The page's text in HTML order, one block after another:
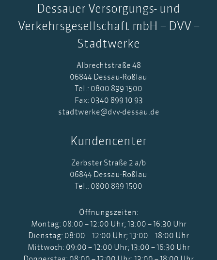
Dessauer Versorgungs- und
Verkehrsgesellschaft mbH – DVV –
Stadtwerke
Albrechtstraße 48
06844 Dessau-Roßlau
Tel.: 0800 899 1500
Fax: 0340 899 10 93
stadtwerke@dvv-dessau.de
Kundencenter
Zerbster Straße 2 a/b
06844 Dessau-Roßlau
Tel.: 0800 899 1500
Öffnungszeiten:
Montag: 08:00 – 12:00 Uhr; 13:00 – 16:30 Uhr
Dienstag: 08:00 – 12:00 Uhr; 13:00 – 18:00 Uhr
Mittwoch: 09:00 – 12:00 Uhr; 13:00 – 16:30 Uhr